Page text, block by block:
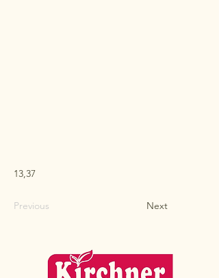
13,37
Previous Next